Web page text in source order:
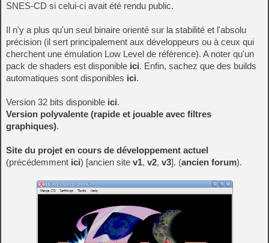
SNES-CD si celui-ci avait été rendu public.
Il n'y a plus qu'un seul binaire orienté sur la stabilité et l'absolu
précision (il sert principalement aux développeurs ou à ceux qui
cherchent une émulation Low Level de référence). A noter qu'un
pack de shaders est disponible ici. Enfin, sachez que des builds
automatiques sont disponibles ici.
Version 32 bits disponible ici.
Version polyvalente (rapide et jouable avec filtres
graphiques).
Site du projet en cours de développement actuel
(précédemment ici) [ancien site v1, v2, v3]. (ancien forum).